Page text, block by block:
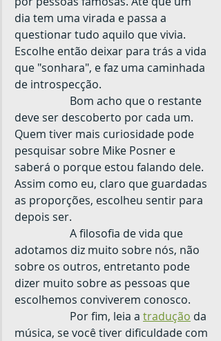
dia tem uma virada e passa a
questionar tudo aquilo que vivia.
Escolhe então deixar para trás a vida
que "sonhara", e faz uma caminhada
de introspecção.
deve ser descoberto por cada um.
Quem tiver mais curiosidade pode
pesquisar sobre Mike Posner e
saberá o porque estou falando dele.
Assim como eu, claro que guardadas
as proporções, escolheu sentir para
depois ser.
adotamos diz muito sobre nós, não
sobre os outros, entretanto pode
dizer muito sobre as pessoas que
escolhemos conviverem conosco.
		Por fim, leia a
tradução da
música, se você tiver dificuldade com